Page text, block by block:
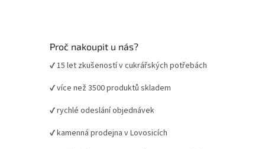
Proč nakoupit u nás?
✔ 15 let zkušeností v cukrářských potřebách
✔ více než 3500 produktů skladem
✔ rychlé odeslání objednávek
✔ kamenná prodejna v Lovosicích